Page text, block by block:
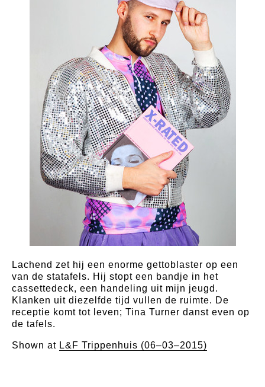
Lachend zet hij een enorme gettoblaster op een
van de statafels. Hij stopt een bandje in het
cassettedeck, een handeling uit mijn jeugd.
Klanken uit diezelfde tijd vullen de ruimte. De
receptie komt tot leven; Tina Turner danst even op
de tafels.
Shown at L&F Trippenhuis (06–03–2015)